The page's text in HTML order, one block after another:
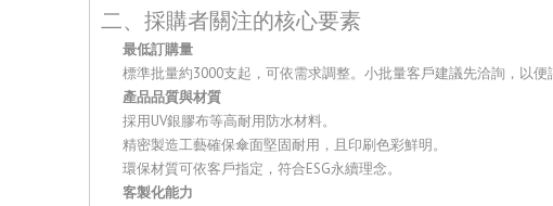
二、採購者關注的核心要素
最低訂購量
標準批量約3000支起，可依需求調整。小批量客戶建議先洽詢，以便
產品品質與材質
採用UV銀膠布等高耐用防水材料。
精密製造工藝確保傘面堅固耐用，且印刷色彩鮮明。
環保材質可依客戶指定，符合ESG永續理念。
客製化能力